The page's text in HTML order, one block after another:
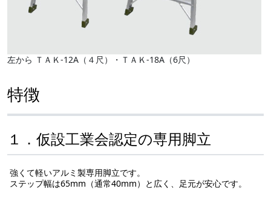
左から ＴＡＫ-12A（４尺）・ＴＡＫ-18A（6尺）
特徴
１．仮設工業会認定の専用脚立
強くて軽いアルミ製専用脚立です。
ステップ幅は65mm（通常40mm）と広く、足元が安心です。